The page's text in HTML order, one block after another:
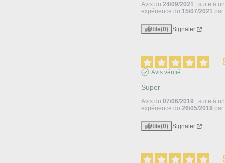
Avis du24/09/2021 , suite à
expérience du 15/07/2021 par
Utile(0) Signaler
Avis vérifié
Super
Avis du07/06/2019 , suite à
expérience du26/05/2019 par
Utile(0) Signaler